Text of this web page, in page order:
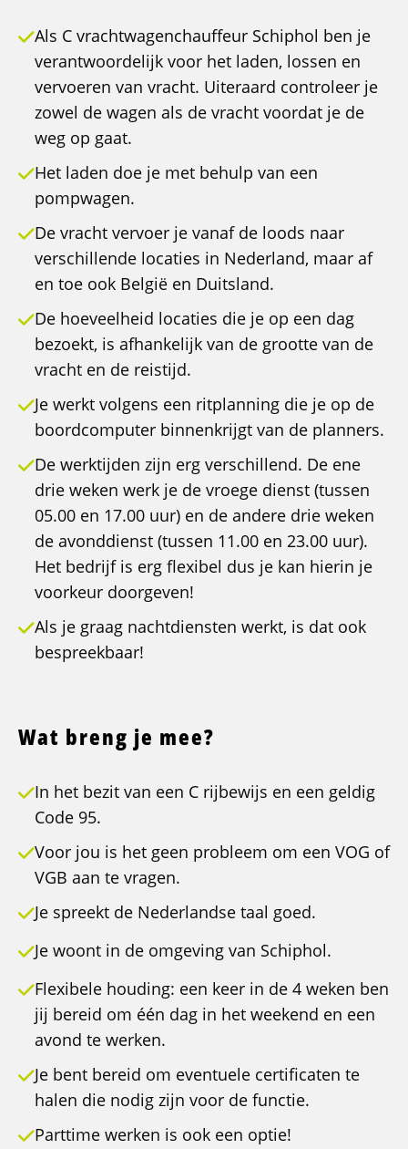
Als C vrachtwagenchauffeur Schiphol ben je
verantwoordelijk voor het laden, lossen en
vervoeren van vracht. Uiteraard controleer je
zowel de wagen als de vracht voordat je de
weg op gaat.
Het laden doe je met behulp van een
pompwagen.
De vracht vervoer je vanaf de loods naar
verschillende locaties in Nederland, maar af
en toe ook België en Duitsland.
De hoeveelheid locaties die je op een dag
bezoekt, is afhankelijk van de grootte van de
vracht en de reistijd.
Je werkt volgens een ritplanning die je op de
boordcomputer binnenkrijgt van de planners.
De werktijden zijn erg verschillend. De ene
drie weken werk je de vroege dienst (tussen
05.00 en 17.00 uur) en de andere drie weken
de avonddienst (tussen 11.00 en 23.00 uur).
Het bedrijf is erg flexibel dus je kan hierin je
voorkeur doorgeven!
Als je graag nachtdiensten werkt, is dat ook
bespreekbaar!
Wat breng je mee?
In het bezit van een C rijbewijs en een geldig
Code 95.
Voor jou is het geen probleem om een VOG of
VGB aan te vragen.
Je spreekt de Nederlandse taal goed.
Je woont in de omgeving van Schiphol.
Flexibele houding: een keer in de 4 weken ben
jij bereid om één dag in het weekend en een
avond te werken.
Je bent bereid om eventuele certificaten te
halen die nodig zijn voor de functie.
Parttime werken is ook een optie!